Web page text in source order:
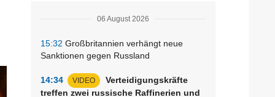
06 August 2026
15:32 Großbritannien verhängt neue
Sanktionen gegen Russland
14:34 VIDEO
Verteidigungskräfte
treffen zwei russische Raffinerien und